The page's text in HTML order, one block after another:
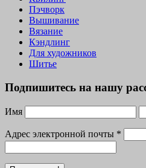
Пэчворк
Вышивание
Вязание
Кэндлинг
Для художников
Шитье
Подпишитесь на нашу
Имя
Адрес электронной почты *